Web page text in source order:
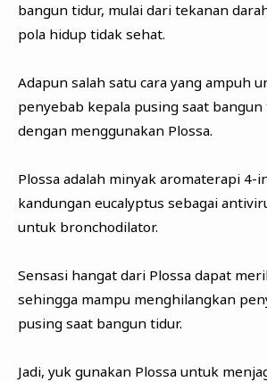
bangun tidur, mulai dari tekanan
pola hidup tidak sehat.
Adapun salah satu cara yang ampuh
penyebab kepala pusing saat bangun
dengan menggunakan Plossa.
Plossa adalah minyak aromaterapi 4-
kandungan eucalyptus sebagai
untuk bronchodilator.
Sensasi hangat dari Plossa dapat
sehingga mampu menghilangkan
pusing saat bangun tidur.
Jadi, yuk gunakan Plossa untuk